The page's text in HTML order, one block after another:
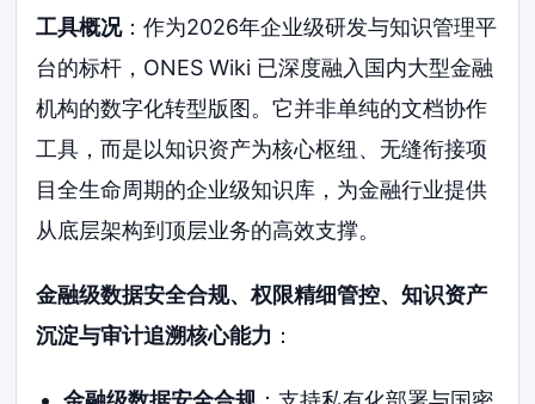
工具概况：作为2026年企业级研发与知识管理平
台的标杆，ONES Wiki 已深度融入国内大型金融
机构的数字化转型版图。它并非单纯的文档协作
工具，而是以知识资产为核心枢纽、无缝衔接项
目全生命周期的企业级知识库，为金融行业提供
从底层架构到顶层业务的高效支撑。
金融级数据安全合规、权限精细管控、知识资产
沉淀与审计追溯核心能力 ：